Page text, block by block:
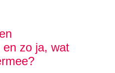
en zo ja, wat